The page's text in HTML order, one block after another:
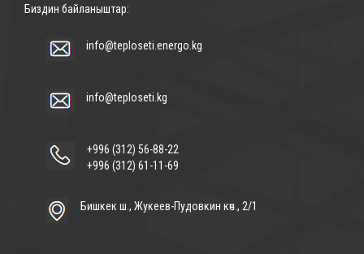
Биздин байланыштар:
info@teploseti.energo.kg
info@teploseti.kg
+996 (312) 56-88-22
+996 (312) 61-11-69
Бишкек ш., Жукеев-Пудовкин көч., 2/1